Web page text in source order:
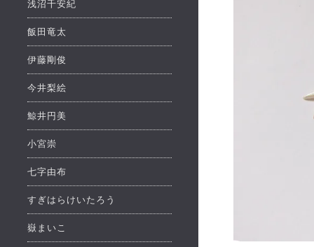
浅沼千安紀
飯田竜太
伊藤剛俊
今井梨絵
鯨井円美
小宮崇
七字由布
すぎはらけいたろう
嶽まいこ